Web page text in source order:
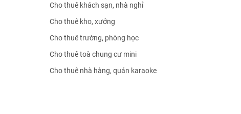
Cho thuê khách sạn, nhà nghỉ
Cho thuê kho, xưởng
Cho thuê trường, phòng học
Cho thuê toà chung cư mini
Cho thuê nhà hàng, quán karaoke